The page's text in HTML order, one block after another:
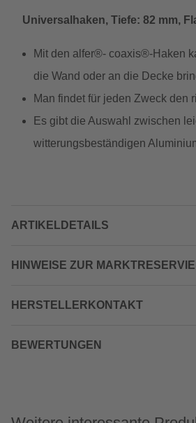
Universalhaken, Tiefe: 82 mm,
Mit den alfer®- coaxis®-Haken
die Wand oder an die Decke
Man findet für jeden Zweck den
Es gibt die Auswahl zwischen
witterungsbeständigen
ARTIKELDETAILS
HINWEISE ZUR
HERSTELLERKONTAKT
BEWERTUNGEN